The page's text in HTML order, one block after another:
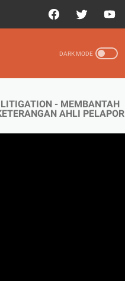
LITIGATION - MEMBANTAH
AHLI PELAPOR